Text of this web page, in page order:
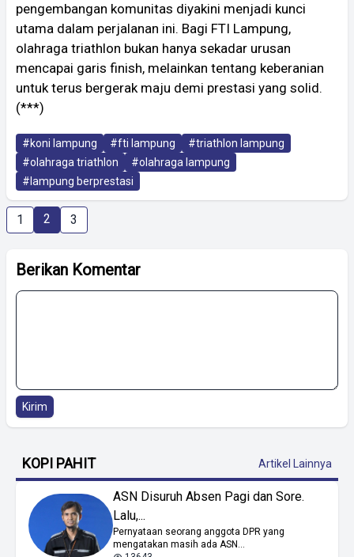
pengembangan komunitas diyakini menjadi kunci
utama dalam perjalanan ini. Bagi FTI Lampung,
olahraga triathlon bukan hanya sekadar urusan
mencapai garis finish, melainkan tentang keberanian
untuk terus bergerak maju demi prestasi yang solid.
(***)
#koni lampung #fti lampung
#triathlon lampung
#olahraga triathlon
#olahraga lampung
#lampung berprestasi
1 2 3
Berikan Komentar
Kirim
KOPI PAHIT Artikel Lainnya
ASN Disuruh Absen Pagi dan Sore.
Lalu,...
Pernyataan seorang anggota DPR yang
mengatakan masih ada ASN...